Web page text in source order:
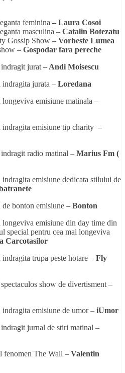
feminina – Laura Cosoi
masculina – Catalin Botezatu
Gossip Show – Vorbeste Lumea
– Gospodar fara pereche
jurat – Andi Moisescu
indragita jurata – Loredana
emisiune matinala –
indragita emisiune tip charity –
radio matinal – Marius Fm (
emisiune dedicata stilului de
bonton emisiune – Bonton
longeviva emisiune din day time din
special pentru cea mai longeviva
Carcotasilor
trupa peste hotare – Fly
show de divertisment –
emisiune de umor – iUmor
jurnal de stiri matinal –
fenomen The Wall – Valentin